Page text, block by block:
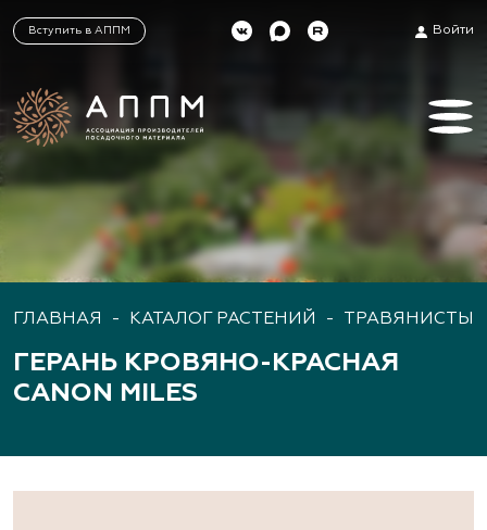
Вступить в АППМ Войти
ГЛАВНАЯ - КАТАЛОГ РАСТЕНИЙ -
ГЕРАНЬ КРОВЯНО-КРАСНАЯ
CANON MILES